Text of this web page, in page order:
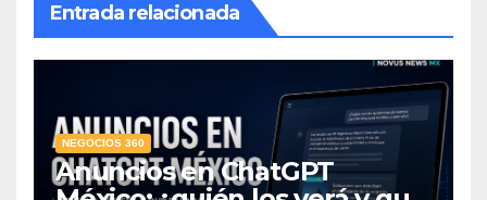
Entrada relacionada
NEGOCIOS 360
Anuncios en ChatGPT